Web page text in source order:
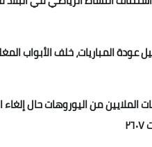
المباريات، خلف الأبواب
من اليوروهات حال